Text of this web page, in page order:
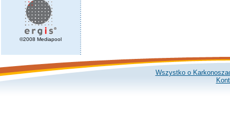
©2008 Mediapool
Wszystko o